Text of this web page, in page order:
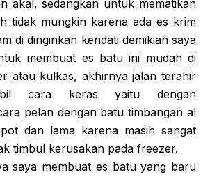
akal, sedangkan untuk mematikan
tidak mungkin karena ada es krim
di dinginkan kendati demikian saya
membuat es batu ini mudah di
atau kulkas, akhirnya jalan terahir
cara keras yaitu dengan
pelan dengan batu timbangan al
dan lama karena masih sangat
timbul kerusakan pada freezer.
saya membuat es batu yang baru